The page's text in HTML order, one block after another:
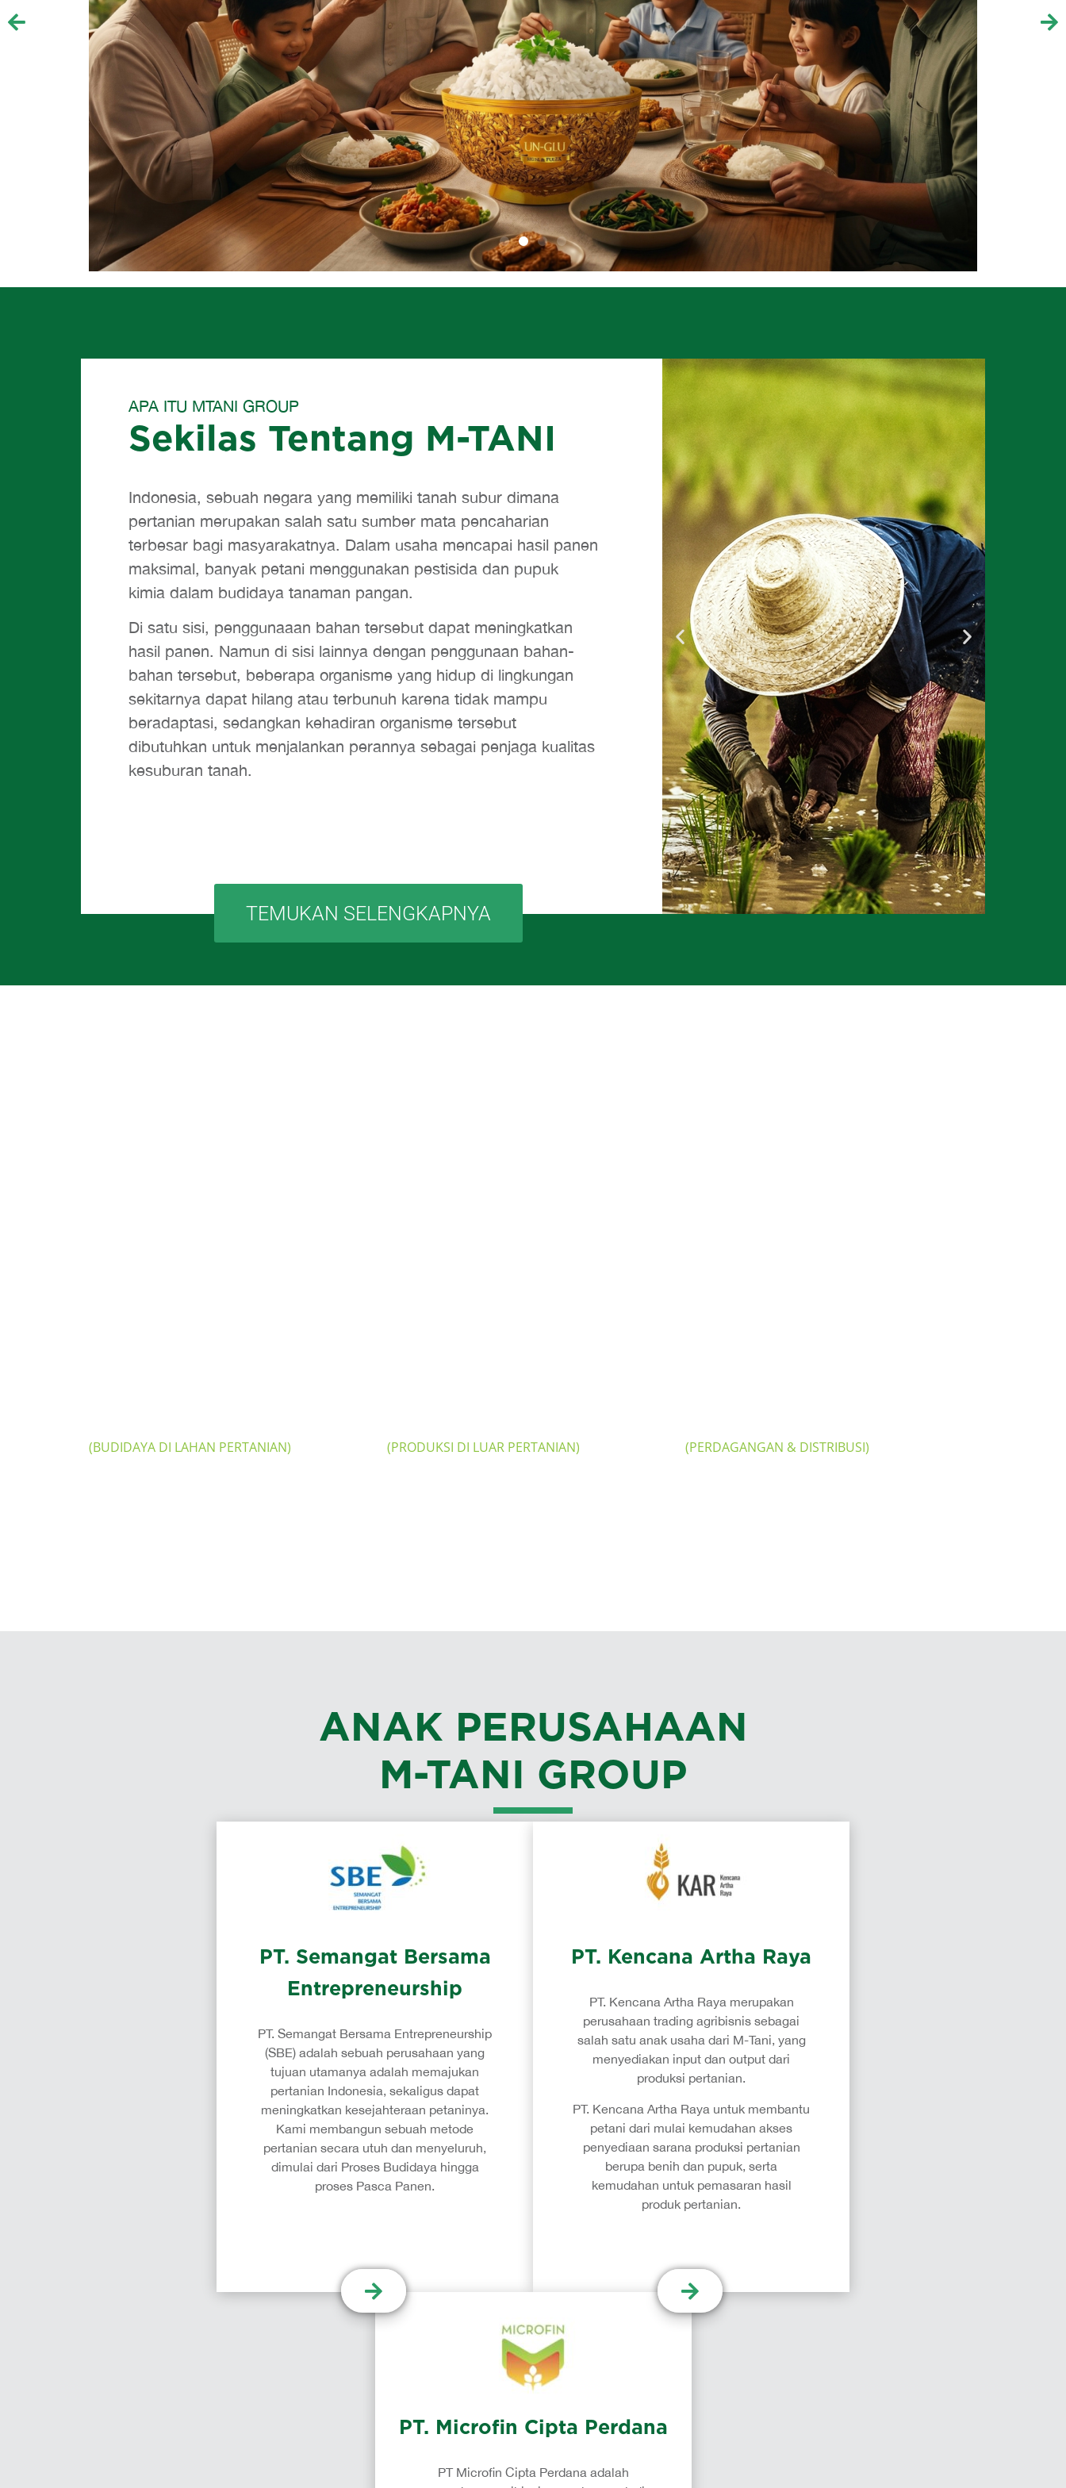
APA ITU MTANI GROUP
Sekilas Tentang M-TANI
Indonesia, sebuah negara yang memiliki tanah subur dimana
pertanian merupakan salah satu sumber mata pencaharian
terbesar bagi masyarakatnya. Dalam usaha mencapai hasil panen
maksimal, banyak petani menggunakan pestisida dan pupuk
kimia dalam budidaya tanaman pangan.
Di satu sisi, penggunaaan bahan tersebut dapat meningkatkan
hasil panen. Namun di sisi lainnya dengan penggunaan bahan-
bahan tersebut, beberapa organisme yang hidup di lingkungan
sekitarnya dapat hilang atau terbunuh karena tidak mampu
beradaptasi, sedangkan kehadiran organisme tersebut
dibutuhkan untuk menjalankan perannya sebagai penjaga kualitas
kesuburan tanah.
TEMUKAN SELENGKAPNYA
(BUDIDAYA DI LAHAN PERTANIAN) (PRODUKSI DI LUAR PERTANIAN) (PERDAGANGAN & DISTRIBUSI)
ANAK PERUSAHAAN
M-TANI GROUP
PT. Semangat Bersama
Entrepreneurship
PT. Semangat Bersama Entrepreneurship
(SBE) adalah sebuah perusahaan yang
tujuan utamanya adalah memajukan
pertanian Indonesia, sekaligus dapat
meningkatkan kesejahteraan petaninya.
Kami membangun sebuah metode
pertanian secara utuh dan menyeluruh,
dimulai dari Proses Budidaya hingga
proses Pasca Panen.
PT. Kencana Artha Raya
PT. Kencana Artha Raya merupakan
perusahaan trading agribisnis sebagai
salah satu anak usaha dari M-Tani, yang
menyediakan input dan output dari
produksi pertanian.
PT. Kencana Artha Raya untuk membantu
petani dari mulai kemudahan akses
penyediaan sarana produksi pertanian
berupa benih dan pupuk, serta
kemudahan untuk pemasaran hasil
produk pertanian.
PT. Microfin Cipta Perdana
PT Microfin Cipta Perdana adalah